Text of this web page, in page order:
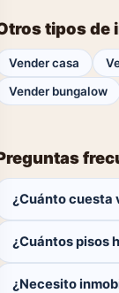
tipos de
Vender casa
Vender bungalow
¿Cuánto cuesta
¿Cuántos pisos
¿Necesito